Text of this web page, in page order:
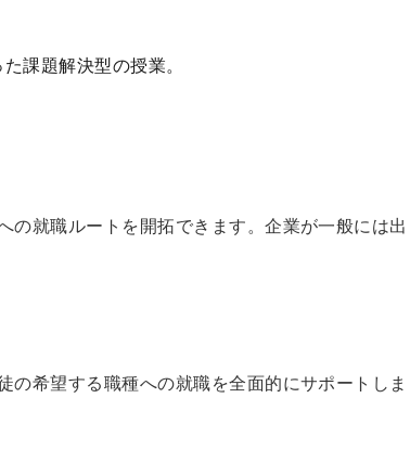
課題解決型の授業。
就職ルートを開拓できます。企業が一般には出
希望する職種への就職を全面的にサポートしま